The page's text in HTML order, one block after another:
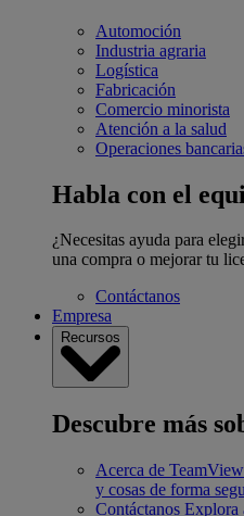
Automoción
Industria agraria
Logística
Fabricación
Comercio minorista
Atención a la salud
Operaciones
Habla con el
¿Necesitas ayuda para
una compra o mejorar tu
Contáctanos
Empresa
Recursos
Descubre más
Acerca de
y cosas de forma
Contáctanos Explora